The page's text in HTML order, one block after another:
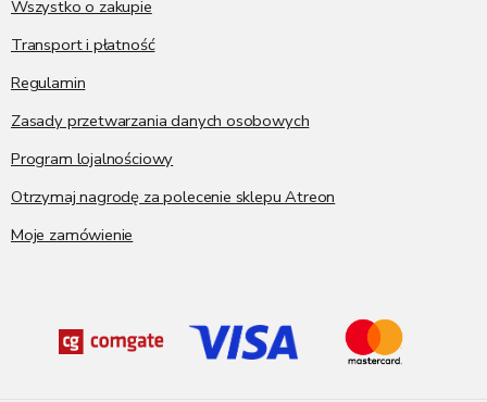
Wszystko o zakupie
Transport i płatność
Regulamin
Zasady przetwarzania danych osobowych
Program lojalnościowy
Otrzymaj nagrodę za polecenie sklepu Atreon
Moje zamówienie